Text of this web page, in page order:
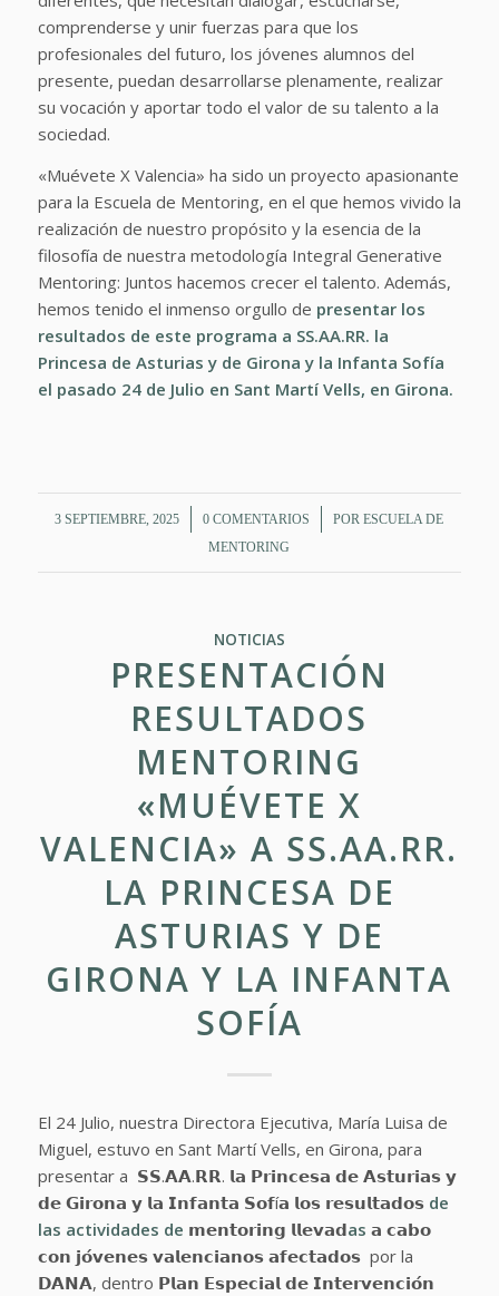
comprenderse y unir fuerzas para que los
profesionales del futuro, los jóvenes alumnos del
presente, puedan desarrollarse plenamente, realizar
su vocación y aportar todo el valor de su talento a la
sociedad.
«Muévete X Valencia» ha sido un proyecto apasionante
para la Escuela de Mentoring, en el que hemos vivido la
realización de nuestro propósito y la esencia de la
filosofía de nuestra metodología Integral Generative
Mentoring: Juntos hacemos crecer el talento. Además,
hemos tenido el inmenso orgullo de presentar los
resultados de este programa a SS.AA.RR. la
Princesa de Asturias y de Girona y la Infanta Sofía
el pasado 24 de Julio en Sant Martí Vells, en Girona.
3 SEPTIEMBRE, 2025
/ 0 COMENTARIOS
/ PORESCUELA DE
MENTORING
NOTICIAS
PRESENTACIÓN
RESULTADOS
MENTORING
«MUÉVETE X
VALENCIA» A SS.AA.RR.
LA PRINCESA DE
ASTURIAS Y DE
GIRONA Y LA INFANTA
SOFÍA
El 24 Julio, nuestra Directora Ejecutiva, María Luisa de
Miguel, estuvo en Sant Martí Vells, en Girona, para
presentar a 𝗦𝗦.𝗔𝗔.𝗥𝗥. 𝗹𝗮 𝗣𝗿𝗶𝗻𝗰𝗲𝘀𝗮 𝗱𝗲 𝗔𝘀𝘁𝘂𝗿𝗶𝗮𝘀 𝘆
𝗱𝗲 𝗚𝗶𝗿𝗼𝗻𝗮 𝘆 𝗹𝗮 𝗜𝗻𝗳𝗮𝗻𝘁𝗮 𝗦𝗼𝗳í𝗮 𝗹𝗼𝘀 𝗿𝗲𝘀𝘂𝗹𝘁𝗮𝗱𝗼𝘀 de
las actividades de 𝗺𝗲𝗻𝘁𝗼𝗿𝗶𝗻𝗴 𝗹𝗹𝗲𝘃𝗮𝗱as 𝗮 𝗰𝗮𝗯𝗼
𝗰𝗼𝗻 𝗷𝗼́𝘃𝗲𝗻𝗲𝘀 𝘃𝗮𝗹𝗲𝗻𝗰𝗶𝗮𝗻𝗼𝘀 𝗮𝗳𝗲𝗰𝘁𝗮𝗱𝗼𝘀 por la
𝗗𝗔𝗡𝗔, dentro 𝗣𝗹𝗮𝗻 𝗘𝘀𝗽𝗲𝗰𝗶𝗮𝗹 𝗱𝗲 𝗜𝗻𝘁𝗲𝗿𝘃𝗲𝗻𝗰𝗶𝗼́𝗻